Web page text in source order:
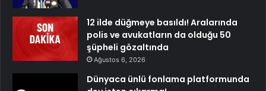
12 ilde düğmeye basıldı! Aralarında
polis ve avukatların da olduğu 50
şüpheli gözaltında
Ağustos 6, 2026
Dünyaca ünlü fonlama platformunda